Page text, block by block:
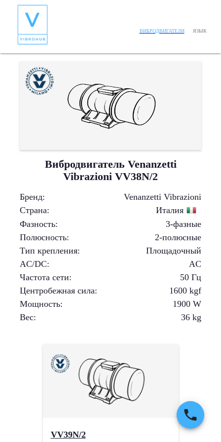
ВИБРОДВИГАТЕЛИ ЯЗЫК
Вибродвигатель Venanzetti
Vibrazioni VV38N/2
Бренд:
Venanzetti Vibrazioni
Страна:
Италия
Фазность:
3-фазные
Полюсность:
2-полюсные
Тип крепления:
Площадочный
AC/DC:
AC
Частота сети:
50 Гц
Центробежная сила: 1600 kgf
Мощность: 1900 W
Вес: 36 kg
VV39N/2